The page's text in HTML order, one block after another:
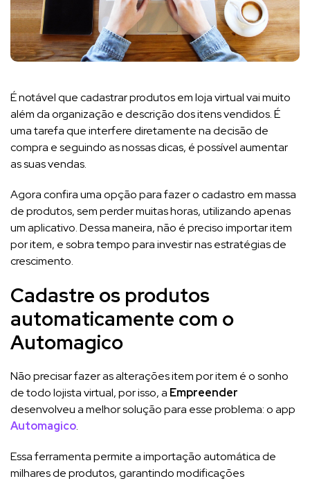
É notável que cadastrar produtos em loja virtual vai muito
além da organização e descrição dos itens vendidos. É
uma tarefa que interfere diretamente na decisão de
compra e seguindo as nossas dicas, é possível aumentar
as suas vendas.
Agora confira uma opção para fazer o cadastro em massa
de produtos, sem perder muitas horas, utilizando apenas
um aplicativo. Dessa maneira, não é preciso importar item
por item, e sobra tempo para investir nas estratégias de
crescimento.
Cadastre os produtos
automaticamente com o
Automagico
Não precisar fazer as alterações item por item é o sonho
de todo lojista virtual, por isso, a Empreender
desenvolveu a melhor solução para esse problema: o app
Automagico.
Essa ferramenta permite a importação automática de
milhares de produtos, garantindo modificações